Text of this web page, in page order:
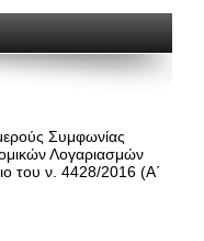
Συμφωνίας
Λογαριασμών
του ν. 4428/2016 (Α΄